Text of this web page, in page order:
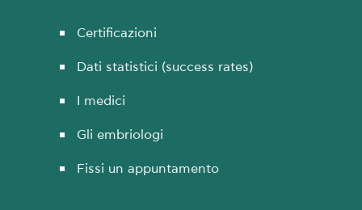
Certificazioni
Dati statistici (success rates)
I medici
Gli embriologi
Fissi un appuntamento